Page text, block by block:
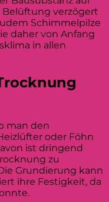
verzögert
Schimmelpilze
daher von Anfang
in allen
man den
oder Föhn
ist dringend
zu
Grundierung kann
ihre Festigkeit, da